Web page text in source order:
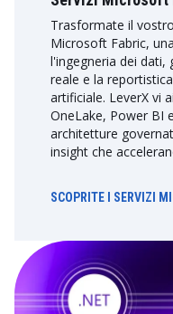
Trasformate il
Microsoft Fabric,
l'ingegneria dei
reale e la
artificiale. LeverX vi
OneLake, Power BI
architetture
insight che
SCOPRITE I SERVIZI